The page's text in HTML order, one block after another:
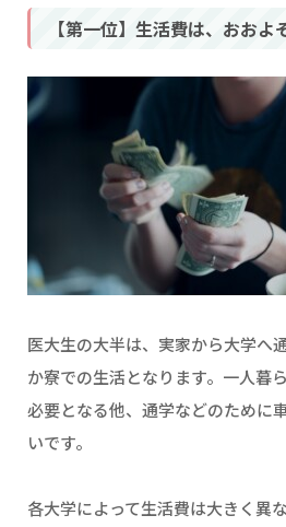
【第一位】生活費は、おおよ
医大生の大半は、実家から大学へ
か寮での生活となります。一人暮
必要となる他、通学などのために
いです。
各大学によって生活費は大きく異